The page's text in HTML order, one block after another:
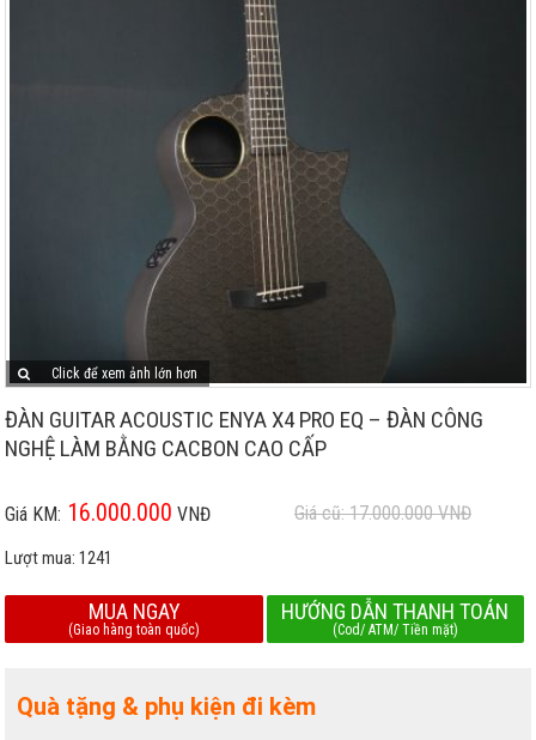
Click để xem ảnh lớn hơn
ĐÀN GUITAR ACOUSTIC ENYA X4 PRO EQ – ĐÀN CÔNG
NGHỆ LÀM BẰNG CACBON CAO CẤP
Giá KM: 16.000.000 VNĐ Giá cũ: 17.000.000VNĐ
Lượt mua:1241
MUA NGAY
(Giao hàng toàn quốc)
HƯỚNG DẪN THANH TOÁN
(Cod/ ATM/ Tiền mặt)
Quà tặng & phụ kiện đi kèm